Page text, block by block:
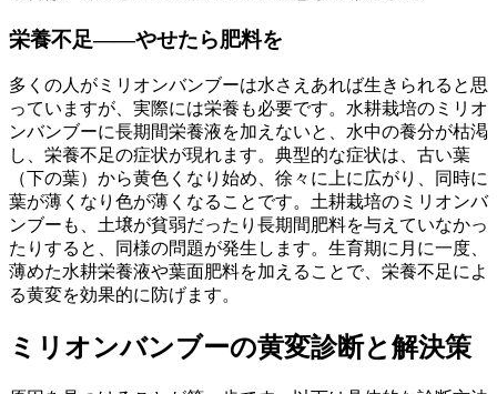
栄養不足——やせたら肥料を
多くの人がミリオンバンブーは水さえあれば生きられると思
っていますが、実際には栄養も必要です。水耕栽培のミリオ
ンバンブーに長期間栄養液を加えないと、水中の養分が枯渇
し、栄養不足の症状が現れます。典型的な症状は、古い葉
（下の葉）から黄色くなり始め、徐々に上に広がり、同時に
葉が薄くなり色が薄くなることです。土耕栽培のミリオンバ
ンブーも、土壌が貧弱だったり長期間肥料を与えていなかっ
たりすると、同様の問題が発生します。生育期に月に一度、
薄めた水耕栄養液や葉面肥料を加えることで、栄養不足によ
る黄変を効果的に防げます。
ミリオンバンブーの黄変診断と解決策